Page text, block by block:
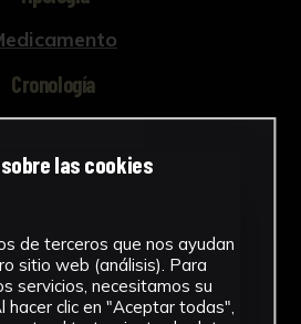
Cronología
Materiales
Ubicación
de Farmacia
las cookies
de terceros que nos ayudan
sitio web (análisis). Para
servicios, necesitamos su
hacer clic en "Aceptar todas",